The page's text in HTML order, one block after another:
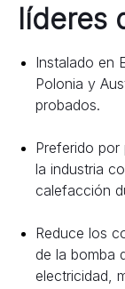
líderes
Instalado en
Polonia y
probados.
Preferido por
la industria
calefacción
Reduce los
de la bomba
electricidad,